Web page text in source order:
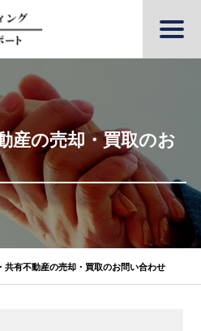
産の売却・買取のお
共有不動産の売却・買取のお問い合わせ